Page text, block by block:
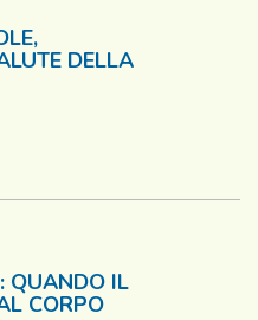
DELLA
QUANDO IL
CORPO